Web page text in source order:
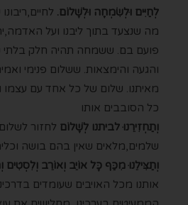
לְחַיִּים וּלְשִׂמְחָה וּלְשָׁלוֹם.
מה שנצעד בתוך ליבנו ועל
פועם בם. ששמחה תהיה חלק בלתי
והגעה והימצאות. ששלום פנימי
מאיתנו. שלום של כל אחד עם עצמו
כל הסובבים אותו
וְתַחְזִירֵנוּ לביתנו לְשָׁלוֹם לחזור
שלמים,מלאים שאין בהם בושה
וְתַצִּילֵנוּ מִכַּף כָּל אוֹיֵב וְאוֹרֵב וְלִסְטִים
אותנו מכל האויבים שעומדים